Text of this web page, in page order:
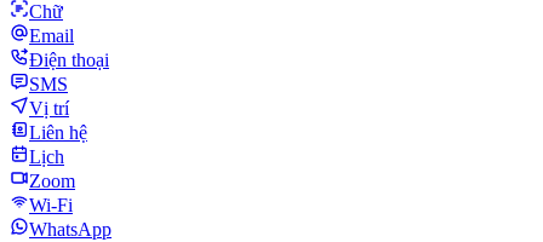
Chữ
Email
Điện thoại
SMS
Vị trí
Liên hệ
Lịch
Zoom
Wi-Fi
WhatsApp